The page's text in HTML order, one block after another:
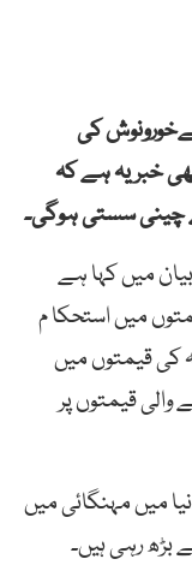
کی
خبر یہ ہے کہ
سستی ہوگی۔
میں کہا ہے
میں استحکا م
کی قیمتوں میں
قیمتوں پر
میں مہنگائی میں
بڑھ رہی ہیں۔